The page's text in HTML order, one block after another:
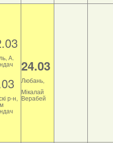
А.
р-н,
24.03
Любань,
Мікалай
Верабей